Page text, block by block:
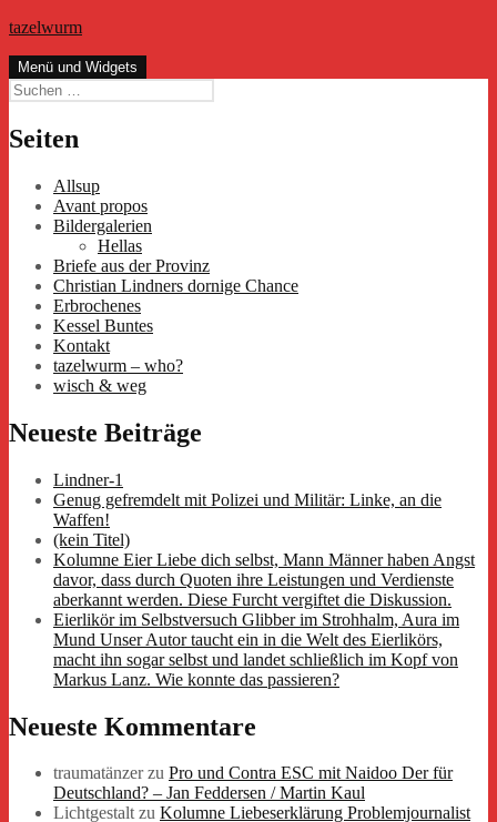
Zum
springen
tazelwurm
Menü und Widgets
Suchen
nach:
Seiten
Allsup
Avant propos
Bildergalerien
Hellas
Briefe aus der Provinz
Christian Lindners dornige Chance
Erbrochenes
Kessel Buntes
Kontakt
tazelwurm – who?
wisch & weg
Neueste Beiträge
Lindner-1
Genug gefremdelt mit Polizei und Militär: Linke, an die
Waffen!
(kein Titel)
Kolumne Eier Liebe dich selbst, Mann Männer haben Angst
davor, dass durch Quoten ihre Leistungen und Verdienste
aberkannt werden. Diese Furcht vergiftet die Diskussion.
Eierlikör im Selbstversuch Glibber im Strohhalm, Aura im
Mund Unser Autor taucht ein in die Welt des Eierlikörs,
macht ihn sogar selbst und landet schließlich im Kopf von
Markus Lanz. Wie konnte das passieren?
Neueste Kommentare
traumatänzerzu Pro und Contra ESC mit Naidoo Der für
Deutschland? – Jan Feddersen / Martin Kaul
Lichtgestaltzu Kolumne Liebeserklärung Problemjournalist